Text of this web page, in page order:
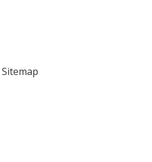
Sitemap